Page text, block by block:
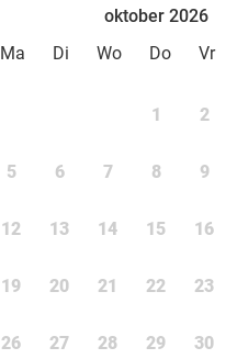
oktober 2026
Ma
Di Wo Do Vr
1 2
5 6 7 8 9
12 13 14 15 16
19 20 21 22 23
26 27 28 29 30